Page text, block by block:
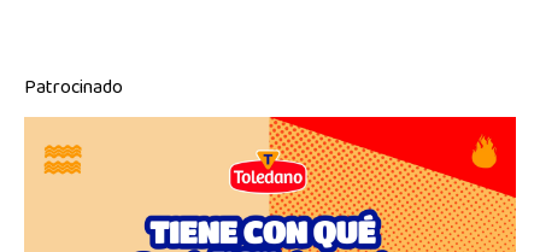
Patrocinado